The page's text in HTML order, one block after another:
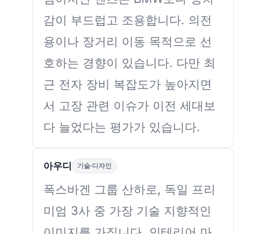
감이 부드럽고 조용합니다. 의전
용이나 장거리 이동 목적으로 선
호하는 경향이 있습니다. 다만 최
근 전자 장비 복잡도가 높아지면
서 고장 관련 이슈가 이전 세대보
다 늘었다는 평가가 있습니다.
아우디 기술·디자인
폭스바겐 그룹 산하로, 독일 프리
미엄 3사 중 가장 기술 지향적인